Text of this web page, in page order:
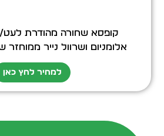
קופסא שחורה מהודרת לעט/
אלומניום ושרוול נייר ממוחזר
למחיר לחץ כאן